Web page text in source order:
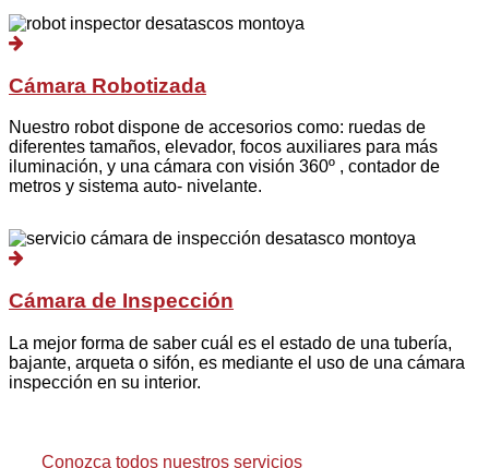
Cámara Robotizada
Nuestro robot dispone de accesorios como: ruedas de
diferentes tamaños, elevador, focos auxiliares para más
iluminación, y una cámara con visión 360º , contador de
metros y sistema auto- nivelante.
Cámara de Inspección
La mejor forma de saber cuál es el estado de una tubería,
bajante, arqueta o sifón, es mediante el uso de una cámara
inspección en su interior.
Conozca todos nuestros servicios